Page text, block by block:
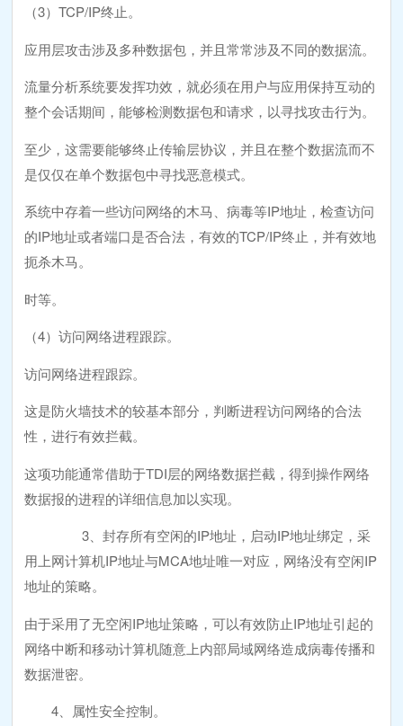
（3）TCP/IP终止。
应用层攻击涉及多种数据包，并且常常涉及不同的数据流。
流量分析系统要发挥功效，就必须在用户与应用保持互动的
整个会话期间，能够检测数据包和请求，以寻找攻击行为。
至少，这需要能够终止传输层协议，并且在整个数据流而不
是仅仅在单个数据包中寻找恶意模式。
系统中存着一些访问网络的木马、病毒等IP地址，检查访问
的IP地址或者端口是否合法，有效的TCP/IP终止，并有效地
扼杀木马。
时等。
（4）访问网络进程跟踪。
访问网络进程跟踪。
这是防火墙技术的较基本部分，判断进程访问网络的合法
性，进行有效拦截。
这项功能通常借助于TDI层的网络数据拦截，得到操作网络
数据报的进程的详细信息加以实现。
3、封存所有空闲的IP地址，启动IP地址绑定，采
用上网计算机IP地址与MCA地址唯一对应，网络没有空闲IP
地址的策略。
由于采用了无空闲IP地址策略，可以有效防止IP地址引起的
网络中断和移动计算机随意上内部局域网络造成病毒传播和
数据泄密。
4、属性安全控制。